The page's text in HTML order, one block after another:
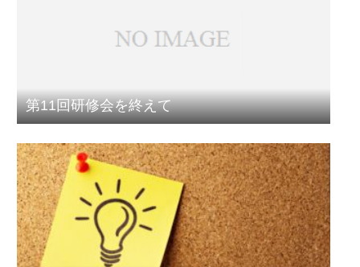
第11回研修会を終えて